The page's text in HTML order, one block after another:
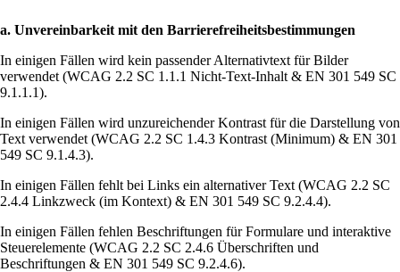
a. Unvereinbarkeit mit den Barrierefreiheitsbestimmungen
In einigen Fällen wird kein passender Alternativtext für Bilder
verwendet (WCAG 2.2 SC 1.1.1 Nicht-Text-Inhalt & EN 301 549 SC
9.1.1.1).
In einigen Fällen wird unzureichender Kontrast für die Darstellung von
Text verwendet (WCAG 2.2 SC 1.4.3 Kontrast (Minimum) & EN 301
549 SC 9.1.4.3).
In einigen Fällen fehlt bei Links ein alternativer Text (WCAG 2.2 SC
2.4.4 Linkzweck (im Kontext) & EN 301 549 SC 9.2.4.4).
In einigen Fällen fehlen Beschriftungen für Formulare und interaktive
Steuerelemente (WCAG 2.2 SC 2.4.6 Überschriften und
Beschriftungen & EN 301 549 SC 9.2.4.6).